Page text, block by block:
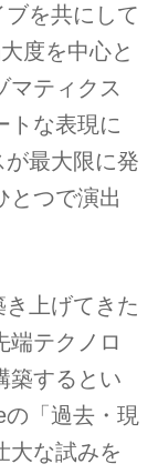
を共にして
度を中心と
マティクス
トな表現に
最大限に発
とつで演出
上げてきた
端テクノロ
築するとい
「過去・現
大な試みを